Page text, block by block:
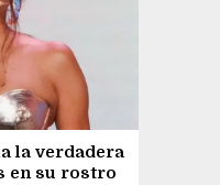
la verdadera
en su rostro